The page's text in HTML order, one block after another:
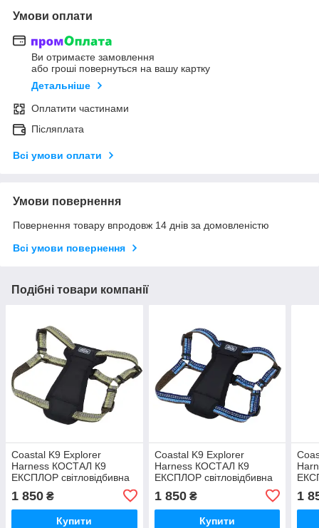
Умови оплати
Ви отримаєте замовлення
або гроші повернуться на вашу картку
Детальніше
Оплатити частинами
Післяплата
Всі умови оплати
Умови повернення
Повернення товару впродовж 14 днів за домовленістю
Всі умови повернення
Подібні товари компанії
Coastal K9 Explorer
Harness КОСТАЛ К9
ЕКСПЛОР світловідбивна
шлея з нагрудником для
собак 20.4-45.3кг
1 850 ₴
Купити
Coastal K9 Explorer
Harness КОСТАЛ К9
ЕКСПЛОР світловідбивна
шлея з нагрудником для
собак 20.4-45.3кг
1 850₴
Купити
1